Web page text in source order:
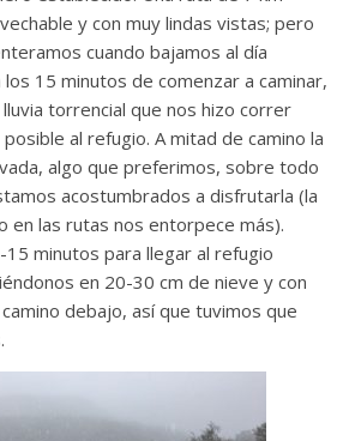
y con muy lindas vistas; pero
cuando bajamos al día
15 minutos de comenzar a caminar,
torrencial que nos hizo correr
al refugio. A mitad de camino la
algo que preferimos, sobre todo
acostumbrados a disfrutarla (la
en las rutas nos entorpece más).
15 minutos para llegar al refugio
en 20-30 cm de nieve y con
debajo, así que tuvimos que